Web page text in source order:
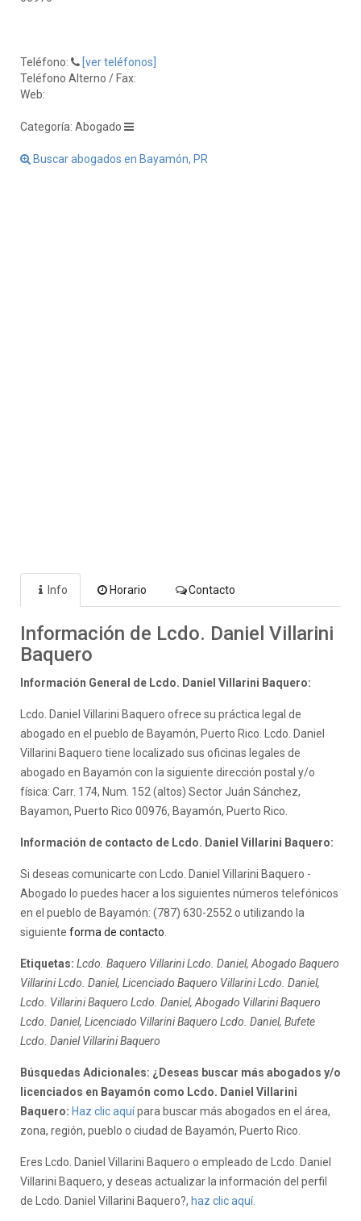
Teléfono:
[ver teléfonos]
Teléfono Alterno / Fax:
Web:
Categoría: Abogado
Buscar abogados en Bayamón, PR
Info Horario Contacto
Información de Lcdo. Daniel Villarini
Baquero
Información General de Lcdo. Daniel Villarini Baquero:
Lcdo. Daniel Villarini Baquero ofrece su práctica legal de
abogado en el pueblo de Bayamón, Puerto Rico. Lcdo. Daniel
Villarini Baquero tiene localizado sus oficinas legales de
abogado en Bayamón con la siguiente dirección postal y/o
física: Carr. 174, Num. 152 (altos) Sector Juán Sánchez,
Bayamon, Puerto Rico 00976, Bayamón, Puerto Rico.
Información de contacto de Lcdo. Daniel Villarini Baquero:
Si deseas comunicarte con Lcdo. Daniel Villarini Baquero -
Abogado lo puedes hacer a los siguientes números telefónicos
en el pueblo de Bayamón: (787) 630-2552 o utilizando la
siguiente forma de contacto
Etiquetas: Lcdo. Baquero Villarini Lcdo. Daniel, Abogado Baquero
Villarini Lcdo. Daniel, Licenciado Baquero Villarini Lcdo. Daniel,
Lcdo. Villarini Baquero Lcdo. Daniel, Abogado Villarini Baquero
Lcdo. Daniel, Licenciado Villarini Baquero Lcdo. Daniel, Bufete
Lcdo. Daniel Villarini Baquero
Búsquedas Adicionales: ¿Deseas buscar más abogados y/o
licenciados en Bayamón como Lcdo. Daniel Villarini
Baquero: Haz clic aquípara buscar más abogados en el área,
zona, región, pueblo o ciudad de Bayamón, Puerto Rico.
Eres Lcdo. Daniel Villarini Baquero o empleado de Lcdo. Daniel
Villarini Baquero, y deseas actualizar la información del perfil
de Lcdo. Daniel Villarini Baquero?, haz clic aquí.